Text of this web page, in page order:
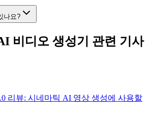
나요?
비디오 생성기 관련 기사
리뷰: 시네마틱 AI 영상 생성에 사용할